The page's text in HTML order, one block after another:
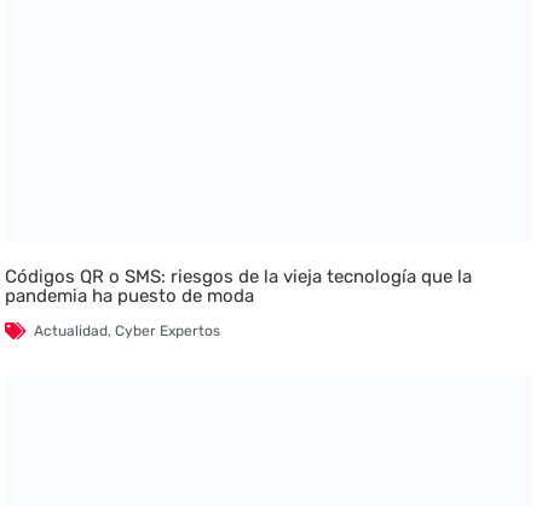
Códigos QR o SMS: riesgos de la vieja tecnología que la
pandemia ha puesto de moda
Actualidad,Cyber Expertos